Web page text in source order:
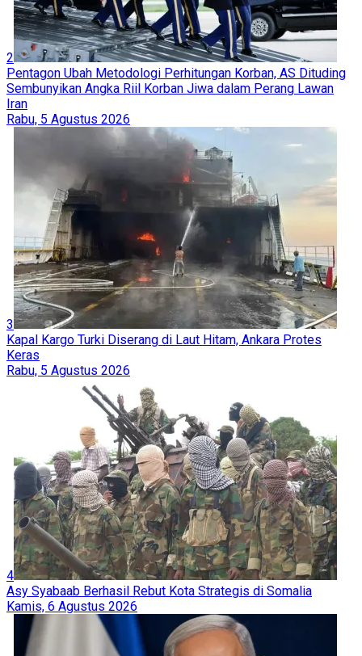
2
Pentagon Ubah Metodologi Perhitungan Korban, AS Dituding
Sembunyikan Angka Riil Korban Jiwa dalam Perang Lawan
Iran
Rabu, 5 Agustus 2026
3
Kapal Kargo Turki Diserang di Laut Hitam, Ankara Protes
Keras
Rabu, 5 Agustus 2026
4
Asy Syabaab Berhasil Rebut Kota Strategis di Somalia
Kamis, 6 Agustus 2026